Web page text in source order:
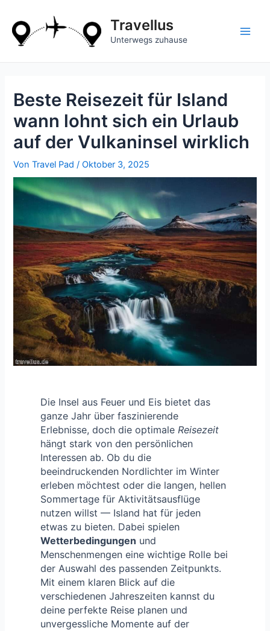
Inhalt
springen
Travellus
Unterwegs zuhause
Beste Reisezeit für Island
wann lohnt sich ein Urlaub
auf der Vulkaninsel wirklich
VonTravel Pad/Oktober 3, 2025
Die Insel aus Feuer und Eis bietet das
ganze Jahr über faszinierende
Erlebnisse, doch die optimale Reisezeit
hängt stark von den persönlichen
Interessen ab. Ob du die
beeindruckenden Nordlichter im Winter
erleben möchtest oder die langen, hellen
Sommertage für Aktivitätsausflüge
nutzen willst — Island hat für jeden
etwas zu bieten. Dabei spielen
Wetterbedingungen und
Menschenmengen eine wichtige Rolle bei
der Auswahl des passenden Zeitpunkts.
Mit einem klaren Blick auf die
verschiedenen Jahreszeiten kannst du
deine perfekte Reise planen und
unvergessliche Momente auf der